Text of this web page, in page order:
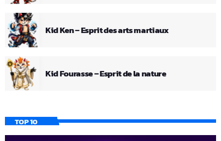
Kid Ken – Esprit des arts martiaux
Kid Fourasse – Esprit de la nature
TOP 10